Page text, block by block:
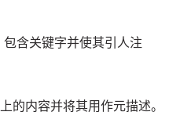
含关键字并使其引人注
的内容并将其用作元描述。